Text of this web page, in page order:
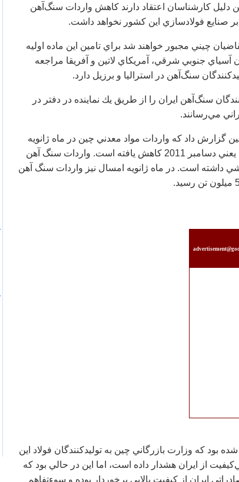
دليل كارشناسان اعتقاد دارند كاهش واردات سنگ‌آهن
بر صنايع فولادسازي اين كشور نخواهد داشت.
چيني مجبور خواهند شد براي تامين اين ماده اوليه
آسياي جنوبي شرقي، آمريكاي لاتين و آفريقا مراجعه
سنگ‌آهن در استراليا و برزيل دارد.
سنگ‌آهن ايران را از طريق يك نماينده در دفتر در
مي‌رسانند.
گزارش داد كه واردات مواد معدني چين در ماه ژانويه
سال 2012 نسبت به ماه قبل از آن يعني دسامبر 2011 كاهش يافته است. واردات سنگ آهن
داشته است. در ماه ژانويه امسال نيز واردات سنگ آهن
بود كه وزارت بازرگاني چين به توليدكنندگان فولاد اين
از ايران هشدار داده است، اما اين در حالي بود كه
ايران از كيفيت بالايي برخوردار بوده و سوءتفاهم